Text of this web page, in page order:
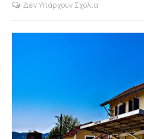
Δεν Υπάρχουν Σχόλια